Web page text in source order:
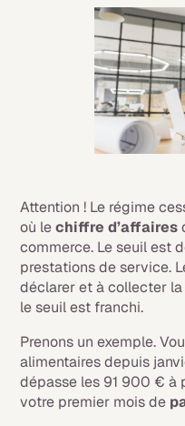
Attention ! Le régime
où lechiffre d’affaires
commerce. Le seuil est
prestations de service.
déclarer et à collecter
le seuil est franchi.
Prenons un exemple.
alimentaires depuis
dépasse les 91 900 € à
votre premier mois de